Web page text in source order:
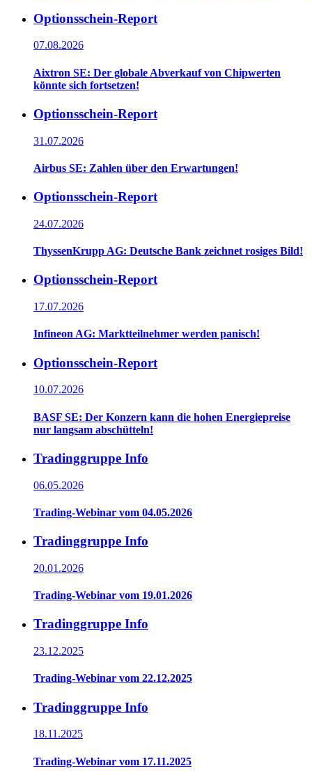
Optionsschein-Report
07.08.2026
Aixtron SE: Der globale Abverkauf von Chipwerten
könnte sich fortsetzen!
Optionsschein-Report
31.07.2026
Airbus SE: Zahlen über den Erwartungen!
Optionsschein-Report
24.07.2026
ThyssenKrupp AG: Deutsche Bank zeichnet rosiges Bild!
Optionsschein-Report
17.07.2026
Infineon AG: Marktteilnehmer werden panisch!
Optionsschein-Report
10.07.2026
BASF SE: Der Konzern kann die hohen Energiepreise
nur langsam abschütteln!
Tradinggruppe Info
06.05.2026
Trading-Webinar vom 04.05.2026
Tradinggruppe Info
20.01.2026
Trading-Webinar vom 19.01.2026
Tradinggruppe Info
23.12.2025
Trading-Webinar vom 22.12.2025
Tradinggruppe Info
18.11.2025
Trading-Webinar vom 17.11.2025